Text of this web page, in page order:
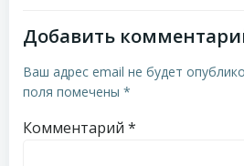
Добавить
Ваш адрес email не будет
поля помечены *
Комментарий *